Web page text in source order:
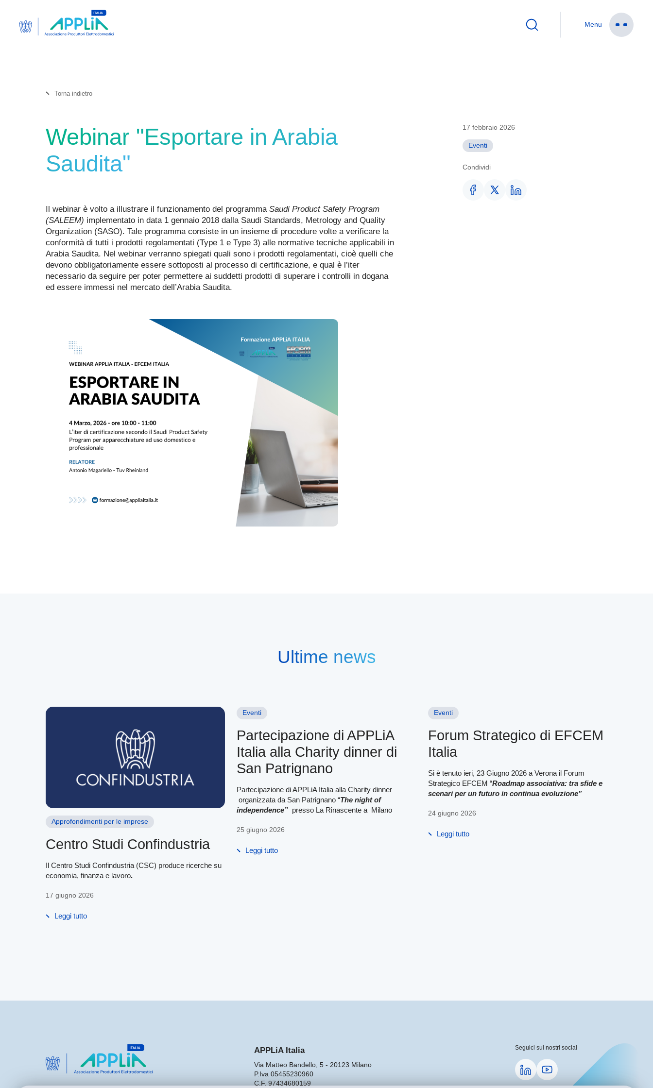
Cerca
Menu
Torna indietro
Webinar "Esportare in Arabia
Saudita"
Il webinar è volto a illustrare il funzionamento del programma Saudi Product Safety Program
(SALEEM) implementato in data 1 gennaio 2018 dalla Saudi Standards, Metrology and Quality
Organization (SASO). Tale programma consiste in un insieme di procedure volte a verificare la
conformità di tutti i prodotti regolamentati (Type 1 e Type 3) alle normative tecniche applicabili in
Arabia Saudita. Nel webinar verranno spiegati quali sono i prodotti regolamentati, cioè quelli che
devono obbligatoriamente essere sottoposti al processo di certificazione, e qual è l’iter
necessario da seguire per poter permettere ai suddetti prodotti di superare i controlli in dogana
ed essere immessi nel mercato dell’Arabia Saudita.
17 febbraio 2026
Eventi
Condividi
Ultime news
Approfondimenti per le imprese
Centro Studi Confindustria
Il Centro Studi Confindustria (CSC) produce ricerche su
economia, finanza e lavoro.
17 giugno 2026
Leggi tutto
Eventi
Partecipazione di APPLiA
Italia alla Charity dinner di
San Patrignano
Partecipazione di APPLiA Italia alla Charity dinner
organizzata da San Patrignano “The night of
independence” presso La Rinascente a Milano
25 giugno 2026
Leggi tutto
Eventi
Forum Strategico di EFCEM
Italia
Si è tenuto ieri, 23 Giugno 2026 a Verona il Forum
Strategico EFCEM “Roadmap associativa: tra sfide e
scenari per un futuro in continua evoluzione”
24 giugno 2026
Leggi tutto
APPLiA Italia
Via Matteo Bandello, 5 - 20123 Milano
P.Iva 05455230960
C.F. 97434680159
Seguici sui nostri social